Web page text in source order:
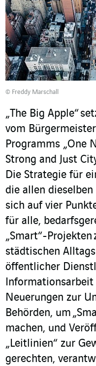
© Freddy Marschall
„The Big Apple“
vom
Programms „One
Strong and Just
Die Strategie für
die allen
sich auf vier
für alle,
„Smart“-Projekten
städtischen
öffentlicher
Informationsarbeit
Neuerungen zur
Behörden, um
machen, und
„Leitlinien“ zur
gerechten,